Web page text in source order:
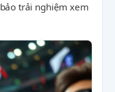
trải nghiệm xem